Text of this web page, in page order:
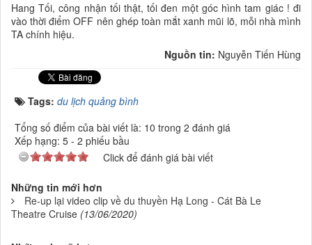
Hang Tối, công nhận tối thật, tối đen một góc hình tam giác ! đi
vào thời điểm OFF nên ghép toàn mắt xanh mũi lõ, mỗi nhà mình
TA chính hiệu.
Nguồn tin: Nguyễn Tiến Hùng
Tags: du lịch quảng bình
Tổng số điểm của bài viết là: 10 trong 2 đánh giá
Xếp hạng: 5 - 2 phiếu bầu
Click để đánh giá bài viết
Những tin mới hơn
Re-up lại video clip về du thuyền Hạ Long - Cát Bà Le
Theatre Cruise (13/06/2020)